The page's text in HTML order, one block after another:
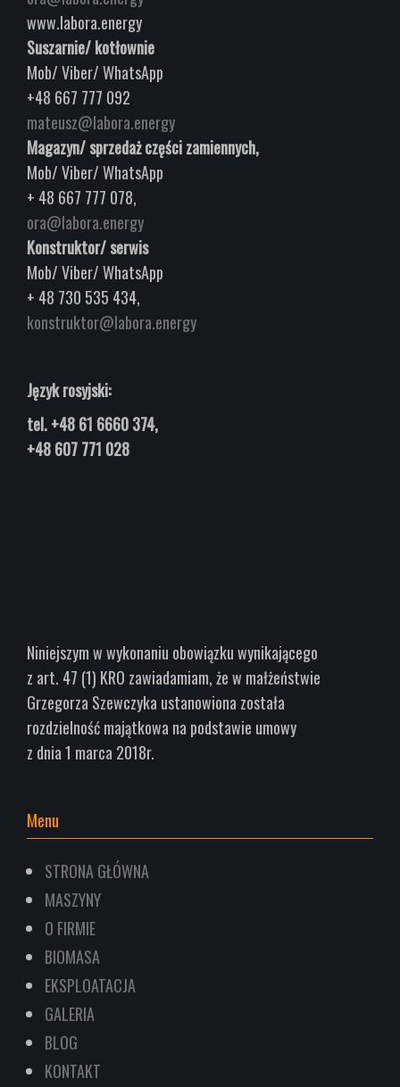
www.labora.energy
Suszarnie/ kotłownie
Mob/ Viber/ WhatsApp
+48 667 777 092
mateusz@labora.energy
Magazyn/ sprzedaż części zamiennych,
Mob/ Viber/ WhatsApp
+ 48 667 777 078,
ora@labora.energy
Konstruktor/ serwis
Mob/ Viber/ WhatsApp
+ 48 730 535 434,
konstruktor@labora.energy
Język rosyjski:
tel.+48 61 6660 374,
+48 607 771 028
Niniejszym w wykonaniu obowiązku wynikającego
z art. 47 (1) KRO zawiadamiam, że w małżeństwie
Grzegorza Szewczyka ustanowiona została
rozdzielnośćmajątkowa na podstawie umowy
z dnia 1 marca 2018r.
Menu
STRONA GŁÓWNA
MASZYNY
O FIRMIE
BIOMASA
EKSPLOATACJA
GALERIA
BLOG
KONTAKT